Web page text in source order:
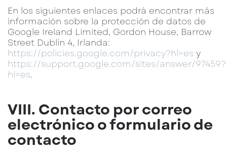
En los siguientes enlaces podrá encontrar más
información sobre la protección de datos de
Google Ireland Limited, Gordon House, Barrow
Street Dublín 4, Irlanda:
https://policies.google.com/privacy?hl=es y
https://support.google.com/sites/answer/97459?
hl=es.
VIII. Contacto por correo
electrónico o formulario de
contacto